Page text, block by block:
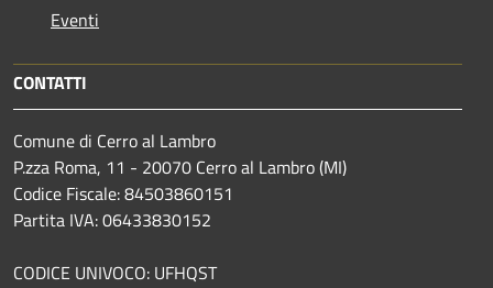
Eventi
CONTATTI
Comune di Cerro al Lambro
P.zza Roma, 11 - 20070 Cerro al Lambro (MI)
Codice Fiscale: 84503860151
Partita IVA: 06433830152
CODICE UNIVOCO: UFHQST